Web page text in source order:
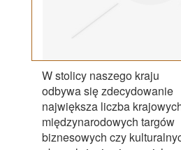
W stolicy naszego kraju
odbywa się zdecydowanie
największa liczba
międzynarodowych targów
biznesowych czy